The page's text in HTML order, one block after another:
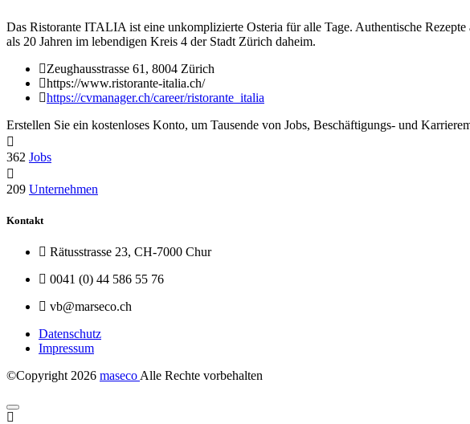
Das Ristorante ITALIA ist eine unkomplizierte Osteria für alle Tage. Authentische
als 20 Jahren im lebendigen Kreis 4 der Stadt Zürich daheim.
Zeughausstrasse 61, 8004 Zürich
https://www.ristorante-italia.ch/
https://cvmanager.ch/career/ristorante_italia
Erstellen Sie ein kostenloses Konto, um Tausende von Jobs, Beschäftigungs- und
362 Jobs
209 Unternehmen
Kontakt
Rätusstrasse 23, CH-7000 Chur
0041 (0) 44 586 55 76
vb@marseco.ch
Datenschutz
Impressum
©Copyright 2026 maseco Alle Rechte vorbehalten